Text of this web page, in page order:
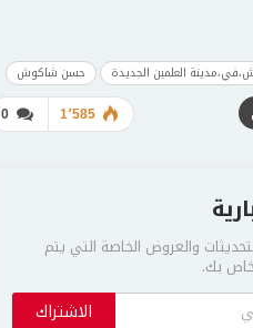
العلمين الجديدة
حسن شاكوش
0 1٬585
والعروض الخاصة التي يتم
بك.
الاشتراك